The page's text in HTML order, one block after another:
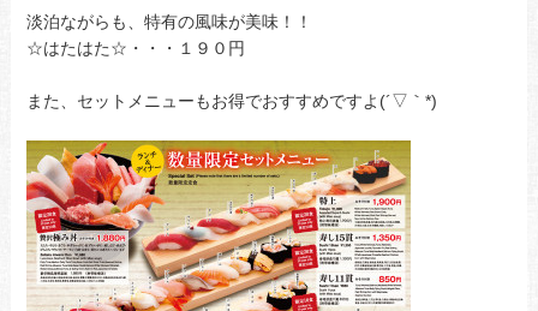
淡泊ながらも、特有の風味が美味！！
☆はたはた☆・・・１９０円
また、セットメニューもお得でおすすめですよ(´▽｀*)